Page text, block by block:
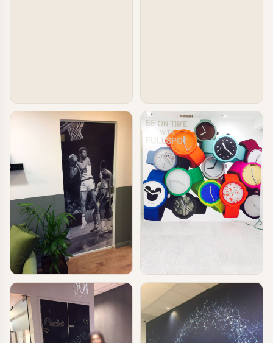
טפטים ומדבקות קיר בעסקים טפטים ומדבקות קיר בעסקים
טפטים לחדרי המתנה